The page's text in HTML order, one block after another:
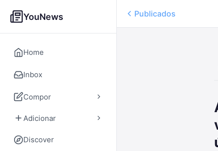
YouNews
Home
Inbox
Compor
Adicionar
Discover
Publicados